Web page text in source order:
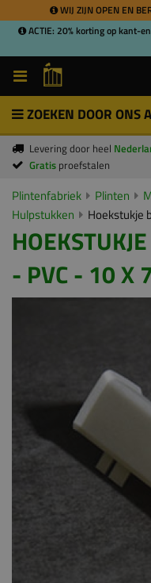
WIJ ZIJN OPEN EN
ACTIE: 20% korting op kant-
ZOEKEN DOOR ONS
Levering door heel
Gratis proefstalen
Plintenfabriek Plinten
Hulpstukken
Hoekstukje
- PVC - 10 X